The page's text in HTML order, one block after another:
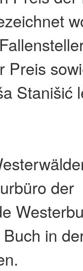
Preis
Stanišić
der
in